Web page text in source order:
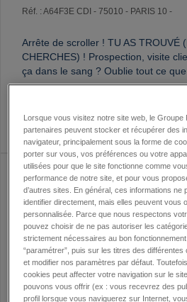
Réf. : A64F3E CDI - 75010 - PARIS 10 -
Arrête de scroller ! TU AS TROUVÉ
CHERCHES) ! Prospection, visite
ça dans le sang ? Oublie tout ce
DÉTAIL
CONSULTANT D'AGENCE
F/H
Réf. : A8AA65 CDI - 75012 - PARIS 12 -
Envie de briller dans une mission
Fais battre le cœur de ta carrière
négociation et relationnel, c’est ton
Lorsque vous visitez notre site web, le
partenaires peuvent stocker et récupérer des
navigateur, principalement sous la forme de
porter sur vous, vos préférences ou votre
utilisées pour que le site fonctionne comme
performance de notre site, et pour vous
d’autres sites. En général, ces informations ne
identifier directement, mais elles peuvent vous
personnalisée. Parce que nous respectons
pouvez choisir de ne pas autoriser les
strictement nécessaires au bon
“paramétrer”, puis sur les titres des
et modifier nos paramètres par défaut.
cookies peut affecter votre navigation sur le
pouvons vous offrir (ex : vous recevrez des
profil lorsque vous naviguerez sur Internet,